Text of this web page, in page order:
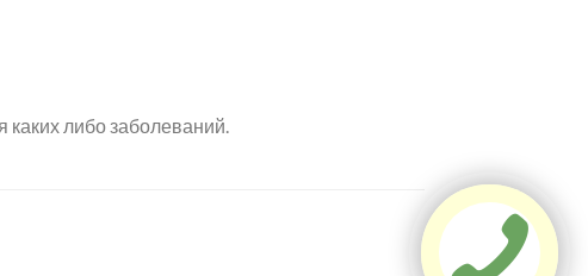
каких либо заболеваний.